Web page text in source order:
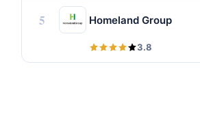
5 Homeland Group
3.8